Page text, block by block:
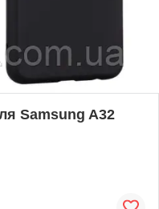
Samsung A32